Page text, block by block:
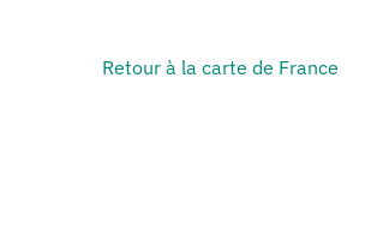
Retour à la carte de France